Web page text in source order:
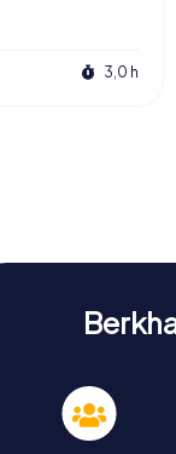
3,0 h